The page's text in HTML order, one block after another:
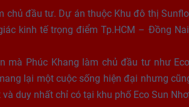
chủ đầu tư. Dự án thuộc Khu đô thị
kinh tế trọng điểm Tp.HCM – Đồng
Phúc Khang làm chủ đầu tư như
lại một cuộc sống hiện đại nhưng
duy nhất chỉ có tại khu phố Eco Sun
097 118 8989
(nhấn để gọi)